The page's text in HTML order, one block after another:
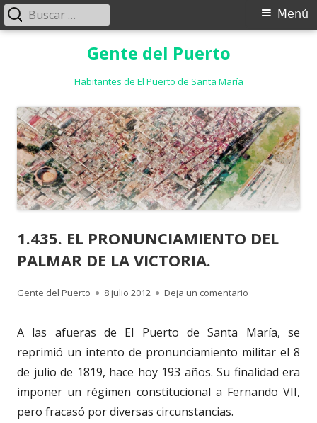
Gente del Puerto
Habitantes de El Puerto de Santa María
Menú
Menú
Buscar:
1.435. EL PRONUNCIAMIENTO DEL
PALMAR DE LA VICTORIA.
Autor
Gente del Puerto
Publicado
8 julio 2012 Deja un comentario
A las afueras de El Puerto de Santa María, se
reprimió un intento de pronunciamiento militar el 8
de julio de 1819, hace hoy 193 años. Su finalidad era
imponer un régimen constitucional a Fernando VII,
pero fracasó por diversas circunstancias.